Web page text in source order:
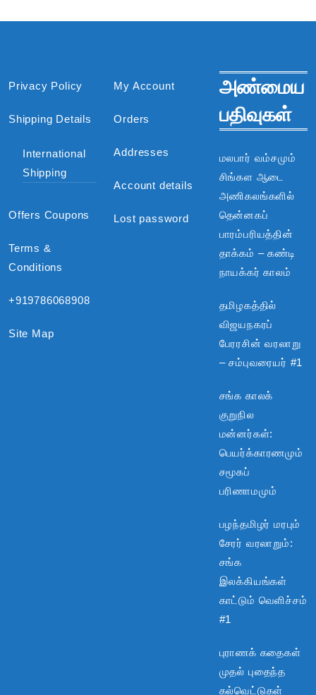
Privacy Policy
Shipping Details
International
Shipping
Offers Coupons
Terms &
Conditions
+919786068908
Site Map
My Account
Orders
Addresses
Account details
Lost password
அண்மைய
பதிவுகள்
மலபார் வம்சமும்
சிங்கள ஆடை
அணிகலங்களில்
தென்னகப்
பாரம்பரியத்தின்
தாக்கம் – கண்டி
நாயக்கர் காலம்
தமிழகத்தில்
விஜயநகரப்
பேரரசின் வரலாறு
– சம்புவரையர் #1
சங்க காலக்
குறுநில
மன்னர்கள்:
பெயர்க்காரணமும்
சமூகப்
பரிணாமமும்
பழந்தமிழர் மரபும்
சேரர் வரலாறும்:
சங்க
இலக்கியங்கள்
காட்டும் வெளிச்சம்
#1
புராணக் கதைகள்
முதல் புதைந்த
கல்வெட்டுகள்